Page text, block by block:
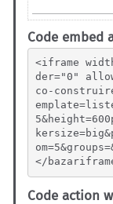
Code embed
<iframe
der="0"
co-
</
Code action